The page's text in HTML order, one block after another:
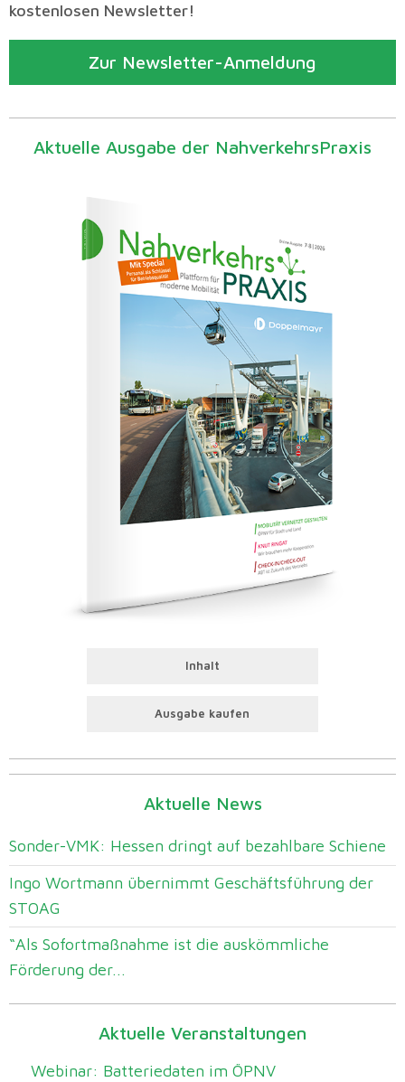
kostenlosen Newsletter!
Zur Newsletter-Anmeldung
Aktuelle Ausgabe der NahverkehrsPraxis
Inhalt
Ausgabe kaufen
Aktuelle News
Sonder-VMK: Hessen dringt auf bezahlbare Schiene
Ingo Wortmann übernimmt Geschäftsführung der
STOAG
“Als Sofortmaßnahme ist die auskömmliche
Förderung der...
Aktuelle Veranstaltungen
Webinar: Batteriedaten im ÖPNV